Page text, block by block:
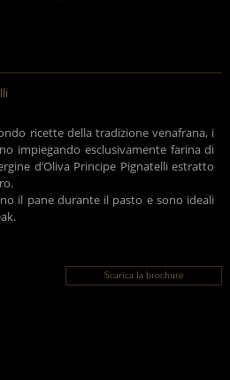
ricette della tradizione venafrana, i
impiegando esclusivamente farina di
d’Oliva Principe Pignatelli estratto
il pane durante il pasto e sono ideali
Scarica la brochure